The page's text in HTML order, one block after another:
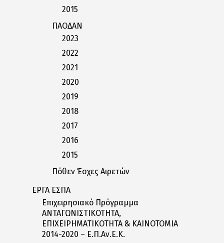
2015
ΠΑΟΔΑΝ
2023
2022
2021
2020
2019
2018
2017
2016
2015
Πόθεν Έσχες Αιρετών
ΕΡΓΑ ΕΣΠΑ
Επιχειρησιακό Πρόγραμμα
ΑΝΤΑΓΩΝΙΣΤΙΚΟΤΗΤΑ,
ΕΠΙΧΕΙΡΗΜΑΤΙΚΟΤΗΤΑ & ΚΑΙΝΟΤΟΜΙΑ
2014-2020 – Ε.Π.Αν.Ε.Κ.